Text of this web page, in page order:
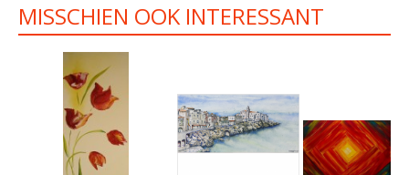
MISSCHIEN OOK INTERESSANT